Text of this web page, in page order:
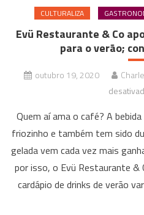
CULTURALIZA
Evü Restaurante & Co
para o verão;
outubro 19, 2020
Quem aí ama o café? A
friozinho e também tem sido
gelada vem cada vez mais
por isso, o Evü Restaurante &
cardápio de drinks de verão